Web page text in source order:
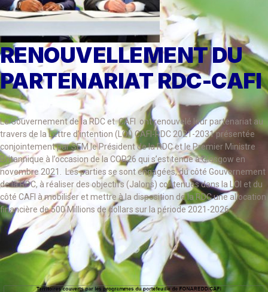
RENOUVELLEMENT DU
PARTENARIAT RDC-CAFI
Le Gouvernement de la RDC et CAFI ont renouvelé leur partenariat au
travers de la Lettre d’intention (LOI) CAFI-RDC 2021-2031 présentée
conjointement par SEM le Président de la RDC et le Premier Ministre
Britannique à l’occasion de la COP26 qui s’est tenue à Glasgow en
novembre 2021. Les parties se sont engagées, du côté Gouvernement
de la RDC, à réaliser des objectifs (Jalons) contenues dans la LOI et du
côté CAFI à mobiliser et mettre à la disposition de la RDC une allocation
financière de 500 Millions de dollars sur la période 2021-2026.